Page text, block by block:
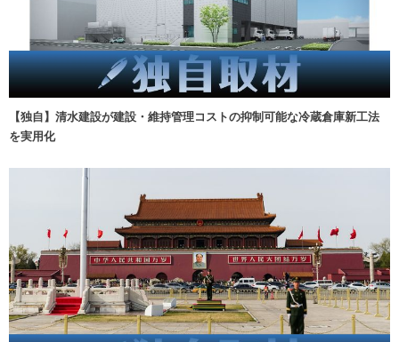
【独自】清水建設が建設・維持管理コストの抑制可能な冷蔵倉庫新工法
を実用化